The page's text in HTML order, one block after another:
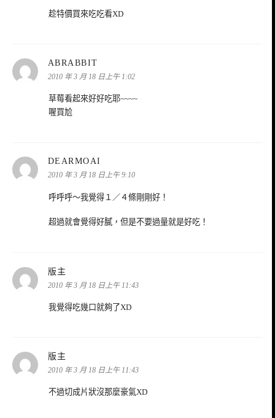
趁特價買來吃吃看XD
ABRABBIT
示:
2010 年 3 月 18 日上午 1:02
草莓看起來好好吃耶~~~~
喔買尬
DEARMOAI
示:
2010 年 3 月 18 日上午 9:10
呼呼呼～我覺得１／４條剛剛好！
超過就會覺得好膩，但是不要過量就是好吃！
版主
示:
2010 年 3 月 18 日上午 11:43
我覺得吃幾口就夠了XD
版主
示:
2010 年 3 月 18 日上午 11:43
不過切成片狀沒那麼豪氣XD